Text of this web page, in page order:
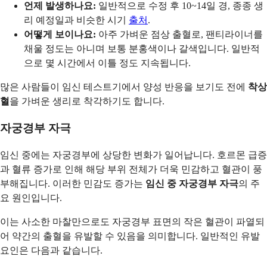
언제 발생하나요: 일반적으로 수정 후 10~14일 경, 종종 생
리 예정일과 비슷한 시기 출처 .
어떻게 보이나요: 아주 가벼운 점상 출혈로, 팬티라이너를
채울 정도는 아니며 보통 분홍색이나 갈색입니다. 일반적
으로 몇 시간에서 이틀 정도 지속됩니다.
많은 사람들이 임신 테스트기에서 양성 반응을 보기도 전에 착상
혈 을 가벼운 생리로 착각하기도 합니다.
자궁경부 자극
임신 중에는 자궁경부에 상당한 변화가 일어납니다. 호르몬 급증
과 혈류 증가로 인해 해당 부위 전체가 더욱 민감하고 혈관이 풍
부해집니다. 이러한 민감도 증가는 임신 중 자궁경부 자극의 주
요 원인입니다.
이는 사소한 마찰만으로도 자궁경부 표면의 작은 혈관이 파열되
어 약간의 출혈을 유발할 수 있음을 의미합니다. 일반적인 유발
요인은 다음과 같습니다.